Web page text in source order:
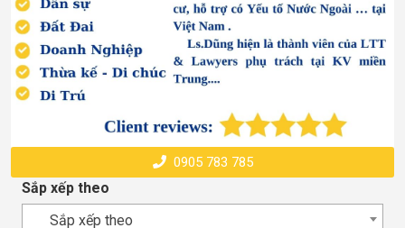
0905 783 785
Sắp xếp theo
Sắp xếp theo